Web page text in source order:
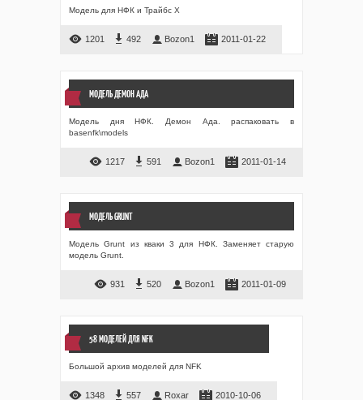
Модель для НФК и Трайбс Х
1201 492 Bozon1 2011-01-22
МОДЕЛЬ ДЕМОН АДА
Модель дня НФК. Демон Ада. распаковать в
basenfk\models
1217 591 Bozon1 2011-01-14
МОДЕЛЬ GRUNT
Модель Grunt из кваки 3 для НФК. Заменяет старую
модель Grunt.
931 520 Bozon1 2011-01-09
58 МОДЕЛЕЙ ДЛЯ NFK
Большой архив моделей для NFK
1348 557 Roxar 2010-10-06